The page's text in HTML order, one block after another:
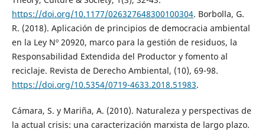
https://doi.org/10.1177/026327648300100304. Borbolla, G.
R. (2018). Aplicación de principios de democracia ambiental
en la Ley Nº 20920, marco para la gestión de residuos, la
Responsabilidad Extendida del Productor y fomento al
reciclaje. Revista de Derecho Ambiental, (10), 69-98.
https://doi.org/10.5354/0719-4633.2018.51983.
Cámara, S. y Mariña, A. (2010). Naturaleza y perspectivas de
la actual crisis: una caracterización marxista de largo plazo.